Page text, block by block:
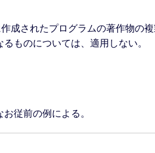
成されたプログラムの著作物の
ものについては、適用しない。
従前の例による。